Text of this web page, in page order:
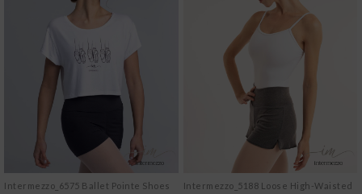
Intermezzo_6575 Ballet Pointe Shoes
Intermezzo_5188 Loose High-Waisted